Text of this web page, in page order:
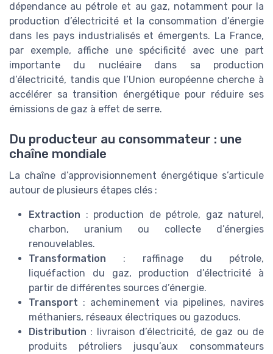
dépendance au pétrole et au gaz, notamment pour la
production d’électricité et la consommation d’énergie
dans les pays industrialisés et émergents. La France,
par exemple, affiche une spécificité avec une part
importante du nucléaire dans sa production
d’électricité, tandis que l’Union européenne cherche à
accélérer sa transition énergétique pour réduire ses
émissions de gaz à effet de serre.
Du producteur au consommateur : une
chaîne mondiale
La chaîne d’approvisionnement énergétique s’articule
autour de plusieurs étapes clés :
Extraction : production de pétrole, gaz naturel,
charbon, uranium ou collecte d’énergies
renouvelables.
Transformation : raffinage du pétrole,
liquéfaction du gaz, production d’électricité à
partir de différentes sources d’énergie.
Transport : acheminement via pipelines, navires
méthaniers, réseaux électriques ou gazoducs.
Distribution : livraison d’électricité, de gaz ou de
produits pétroliers jusqu’aux consommateurs